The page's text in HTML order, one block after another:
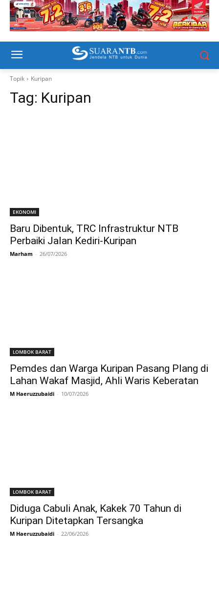
Topik Kuripan
Tag: Kuripan
EKONOMI
Baru Dibentuk, TRC Infrastruktur NTB
Perbaiki Jalan Kediri-Kuripan
Marham - 26/07/2026
LOMBOK BARAT
Pemdes dan Warga Kuripan Pasang Plang di
Lahan Wakaf Masjid, Ahli Waris Keberatan
M Haeruzzubaidi - 10/07/2026
LOMBOK BARAT
Diduga Cabuli Anak, Kakek 70 Tahun di
Kuripan Ditetapkan Tersangka
M Haeruzzubaidi - 22/06/2026